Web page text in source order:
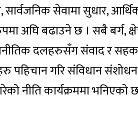
सेवामा सुधार,
अघि बढाउने छ । सबै बर्ग,
दलहरुसँग संवाद र
पहिचान गरि संविधान संशोधन
नीति कार्यक्रममा भनिएको